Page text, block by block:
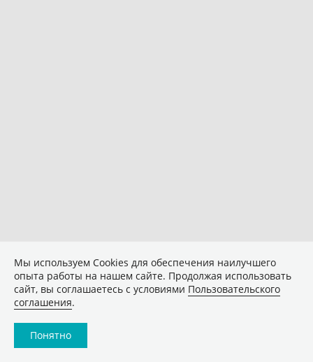
Мы используем Сookies для обеспечения наилучшего
опыта работы на нашем сайте. Продолжая использовать
сайт, вы соглашаетесь с условиями Пользовательского
соглашения.
Понятно